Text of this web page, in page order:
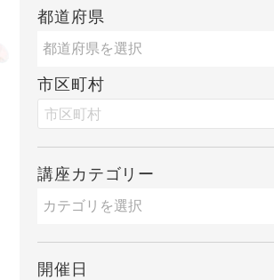
都道府県
市区町村
講座カテゴリー
開催日